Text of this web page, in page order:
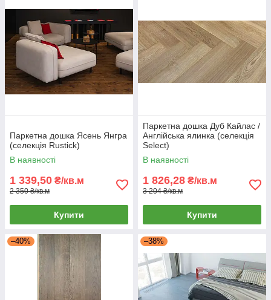
Паркетна дошка Ясень Янгра
(селекція Rustick)
В наявності
1 339,50 ₴/кв.м
2 350 ₴/кв.м
Купити
Паркетна дошка Дуб Кайлас /
Англійська ялинка (селекція
Select)
В наявності
1 826,28 ₴/кв.м
3 204 ₴/кв.м
Купити
–40% –38%